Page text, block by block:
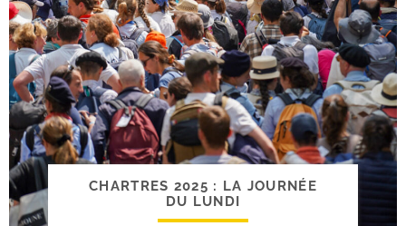
CHARTRES 2025 : LA JOURNÉE
DU LUNDI